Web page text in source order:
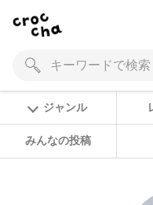
ジャンル
みんなの投稿